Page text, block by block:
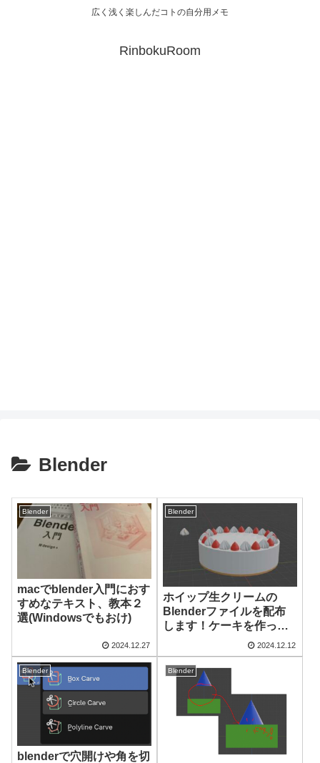
広く浅く楽しんだコトの自分用メモ
RinbokuRoom
Blender
Blender
macでblender入門におす
すめなテキスト、教本２
選(Windowsでもおけ)
2024.12.27
Blender
ホイップ生クリームの
Blenderファイルを配布
します！ケーキを作って
2024.12.12
Blender
blenderで穴開けや角を切
Blender